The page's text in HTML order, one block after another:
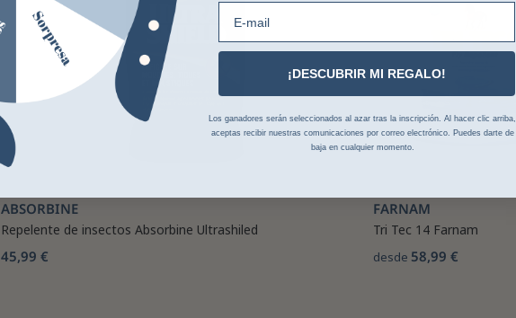
ABSORBINE
Repelente de insectos Absorbine Ultrashiled
45,99 €
FARNAM
Tri Tec 14 Farnam
desde 58,99 €
¡DESCUBRIR MI REGALO!
Los ganadores serán seleccionados al azar tras la inscripción. Al hacer clic arriba,
aceptas recibir nuestras comunicaciones por correo electrónico. Puedes darte de
baja en cualquier momento.